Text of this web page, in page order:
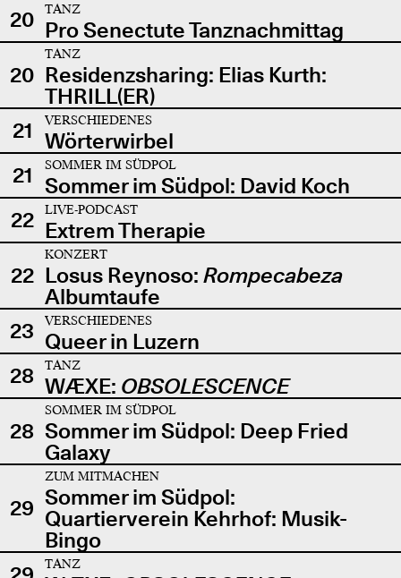
20
TANZ
Pro Senectute Tanznachmittag
20
TANZ
Residenzsharing: Elias Kurth:
THRILL(ER)
21
VERSCHIEDENES
Wörterwirbel
21
SOMMER IM SÜDPOL
Sommer im Südpol: David Koch
22
LIVE-PODCAST
Extrem Therapie
22
KONZERT
Losus Reynoso: Rompecabeza
Albumtaufe
23
VERSCHIEDENES
Queer in Luzern
28
TANZ
WÆXE: OBSOLESCENCE
28
SOMMER IM SÜDPOL
Sommer im Südpol: Deep Fried
Galaxy
29
ZUM MITMACHEN
Sommer im Südpol:
Quartierverein Kehrhof: Musik-
Bingo
TANZ